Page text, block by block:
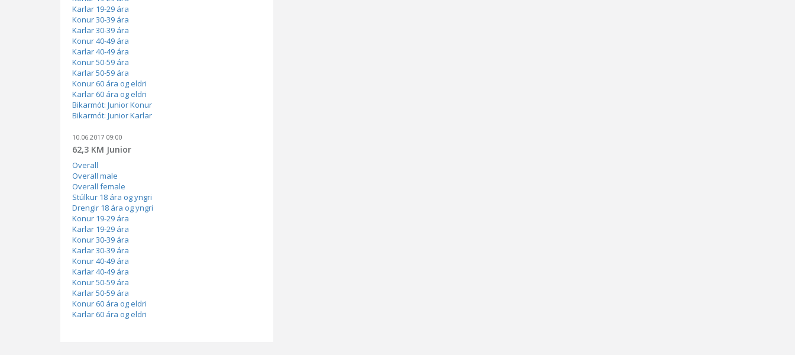
Karlar 19-29 ára
Konur 30-39 ára
Karlar 30-39 ára
Konur 40-49 ára
Karlar 40-49 ára
Konur 50-59 ára
Karlar 50-59 ára
Konur 60 ára og eldri
Karlar 60 ára og eldri
Bikarmót: Junior Konur
Bikarmót: Junior Karlar
10.06.2017 09:00
62,3 KM Junior
Overall
Overall male
Overall female
Stúlkur 18 ára og yngri
Drengir 18 ára og yngri
Konur 19-29 ára
Karlar 19-29 ára
Konur 30-39 ára
Karlar 30-39 ára
Konur 40-49 ára
Karlar 40-49 ára
Konur 50-59 ára
Karlar 50-59 ára
Konur 60 ára og eldri
Karlar 60 ára og eldri